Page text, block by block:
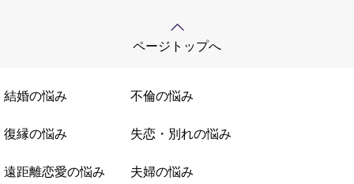
ページトップへ
結婚の悩み 不倫の悩み
復縁の悩み 失恋・別れの悩み
遠距離恋愛の悩み 夫婦の悩み